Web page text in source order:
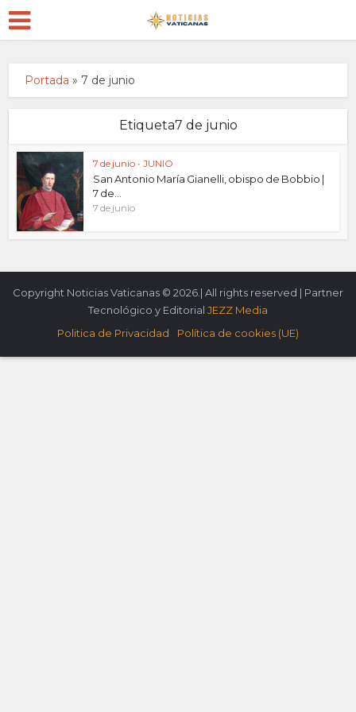
Portada » 7 de junio
Etiqueta7 de junio
7 de junio • JUNIO
San Antonio María Gianelli, obispo de Bobbio |
7 de...
7 de junio
Copyright Noticias Vaticanas © 2026.| All rights reserved | Partner
Tecnológico y Editorial JEZZ Media
Politica de Privacidad
Política de cookies (UE)